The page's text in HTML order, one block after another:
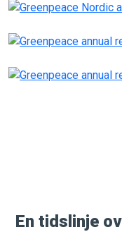
En tidslinje